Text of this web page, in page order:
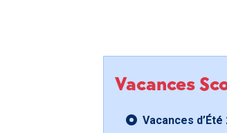
Vacances
Vacances